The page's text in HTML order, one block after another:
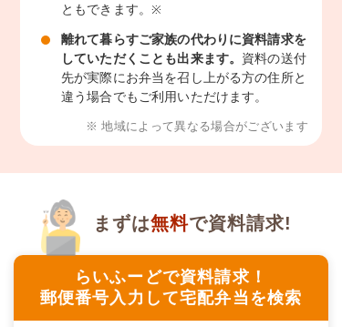
ともできます。※
離れて暮らすご家族の代わりに資料請求を
していただくことも出来ます。 資料の送付
先が実際にお弁当を召し上がる方の住所と
違う場合でもご利用いただけます。
※ 地域によって異なる場合がございます
らいふーどで資料請求！
郵便番号入力して宅配弁当を検索
まずは無料で資料請求!